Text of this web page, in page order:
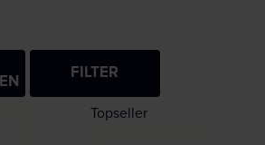
FILTER
Topseller